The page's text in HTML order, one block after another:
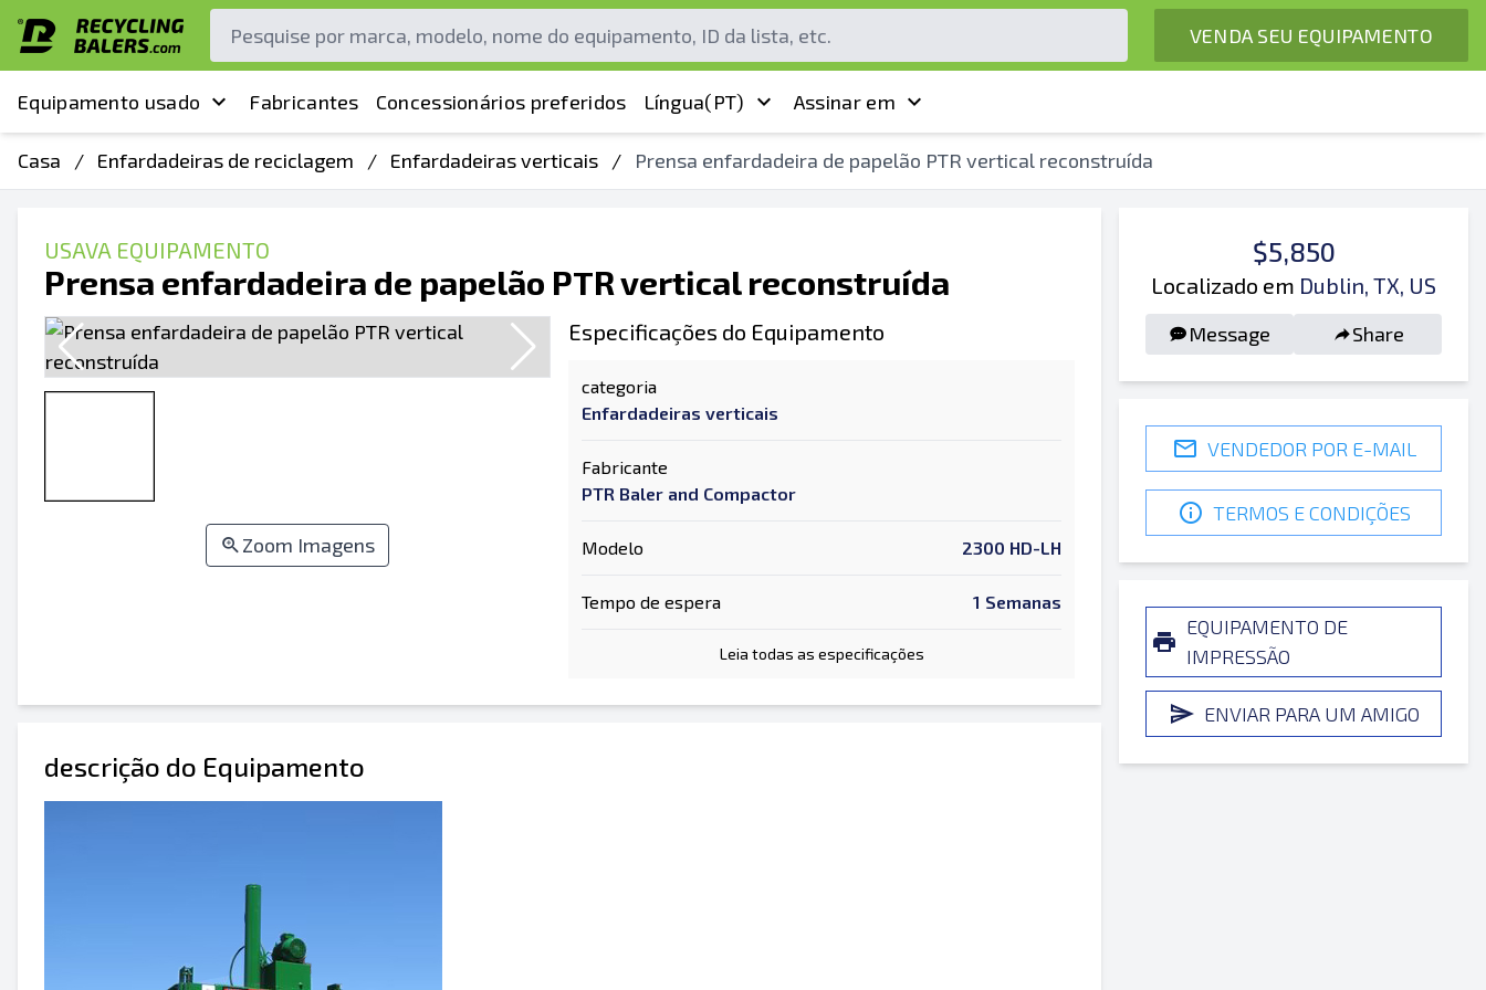
VENDA SEU EQUIPAMENTO
Equipamento usado Fabricantes Concessionários preferidos Língua(PT) Assinar em
Casa / Enfardadeiras de reciclagem / Enfardadeiras verticais / Prensa enfardadeira de papelão PTR vertical reconstruída
USAVA EQUIPAMENTO
Prensa enfardadeira de papelão PTR vertical reconstruída
Zoom Imagens
Especificações do Equipamento
categoria
Enfardadeiras verticais
Fabricante
PTR Baler and Compactor
Modelo 2300 HD-LH
Tempo de espera 1 Semanas
Leia todas as especificações
descrição do Equipamento
$5,850
Localizado em Dublin, TX, US
Message Share
VENDEDOR POR E-MAIL
TERMOS E CONDIÇÕES
EQUIPAMENTO DE
IMPRESSÃO
ENVIAR PARA UM AMIGO